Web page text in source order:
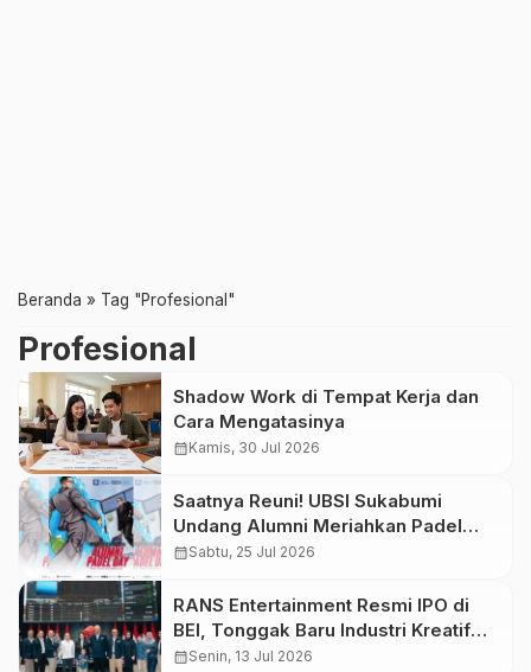
Beranda » Tag "Profesional"
Profesional
Shadow Work di Tempat Kerja dan
Cara Mengatasinya
calendar_monthKamis, 30 Jul 2026
Saatnya Reuni! UBSI Sukabumi
Undang Alumni Meriahkan Padel
Day 2026
calendar_monthSabtu, 25 Jul 2026
RANS Entertainment Resmi IPO di
BEI, Tonggak Baru Industri Kreatif
Indonesia
calendar_monthSenin, 13 Jul 2026